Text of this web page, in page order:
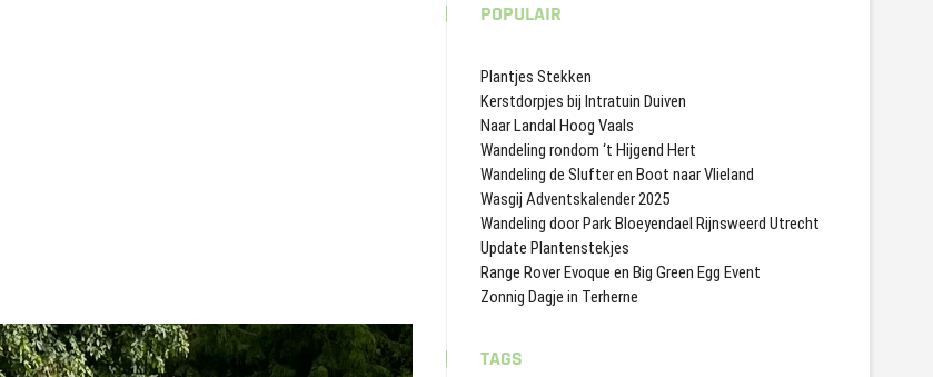
POPULAIR
Plantjes Stekken
Kerstdorpjes bij Intratuin Duiven
Naar Landal Hoog Vaals
Wandeling rondom ‘t Hijgend Hert
Wandeling de Slufter en Boot naar Vlieland
Wasgij Adventskalender 2025
Wandeling door Park Bloeyendael Rijnsweerd Utrecht
Update Plantenstekjes
Range Rover Evoque en Big Green Egg Event
Zonnig Dagje in Terherne
TAGS